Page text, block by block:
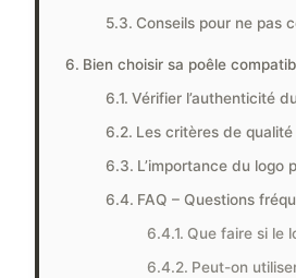
Conseils pour ne pas
Bien choisir sa poêle
Vérifier l’authenticité
Les critères de
L’importance du logo
FAQ – Questions
Que faire si le
Peut-on